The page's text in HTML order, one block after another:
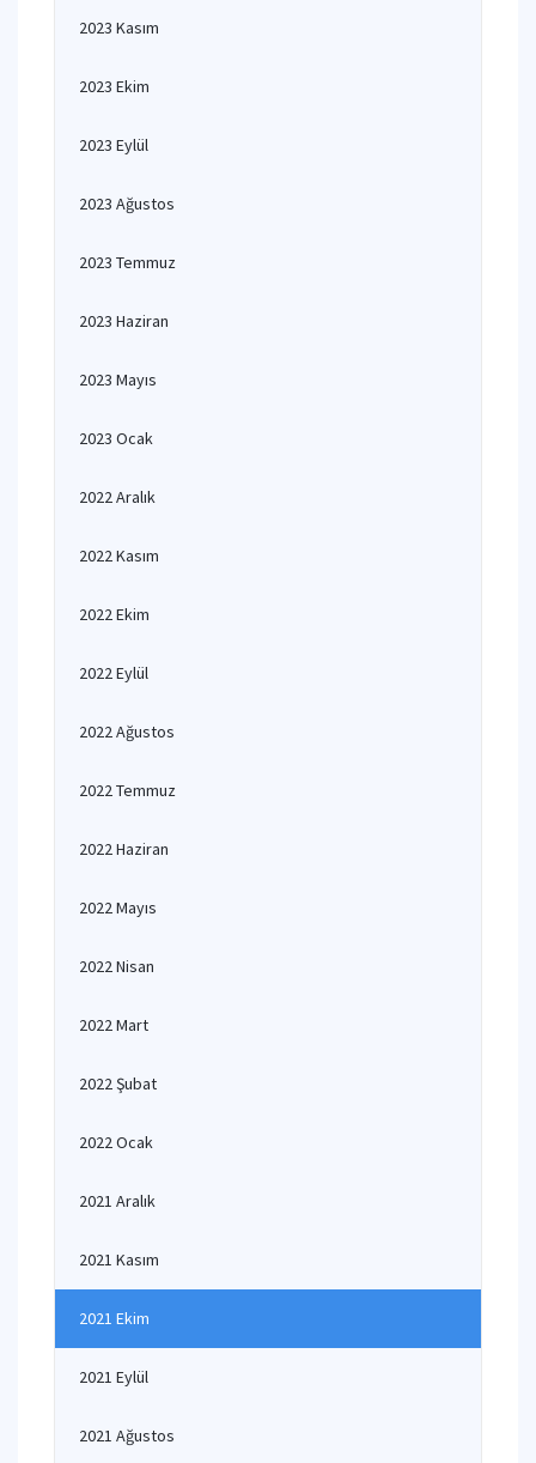
2023 Kasım
2023 Ekim
2023 Eylül
2023 Ağustos
2023 Temmuz
2023 Haziran
2023 Mayıs
2023 Ocak
2022 Aralık
2022 Kasım
2022 Ekim
2022 Eylül
2022 Ağustos
2022 Temmuz
2022 Haziran
2022 Mayıs
2022 Nisan
2022 Mart
2022 Şubat
2022 Ocak
2021 Aralık
2021 Kasım
2021 Ekim
2021 Eylül
2021 Ağustos